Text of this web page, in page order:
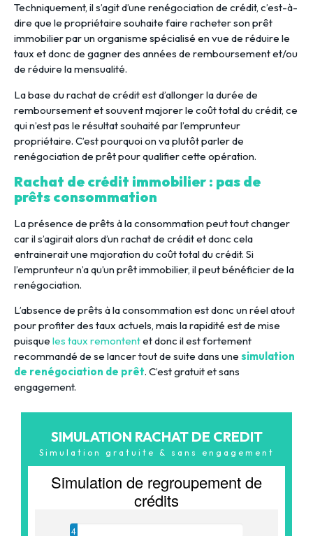
Techniquement, il s’agit d’une renégociation de crédit, c’est-à-
dire que le propriétaire souhaite faire racheter son prêt
immobilier par un organisme spécialisé en vue de réduire le
taux et donc de gagner des années de remboursement et/ou
de réduire la mensualité.
La base du rachat de crédit est d’allonger la durée de
remboursement et souvent majorer le coût total du crédit, ce
qui n’est pas le résultat souhaité par l’emprunteur
propriétaire. C’est pourquoi on va plutôt parler de
renégociation de prêt pour qualifier cette opération.
Rachat de crédit immobilier : pas de
prêts consommation
La présence de prêts à la consommation peut tout changer
car il s’agirait alors d’un rachat de crédit et donc cela
entrainerait une majoration du coût total du crédit. Si
l’emprunteur n’a qu’un prêt immobilier, il peut bénéficier de la
renégociation.
L’absence de prêts à la consommation est donc un réel atout
pour profiter des taux actuels, mais la rapidité est de mise
puisque les taux remontentet donc il est fortement
recommandé de se lancer tout de suite dans une simulation
de renégociation de prêt. C’est gratuit et sans
engagement.
SIMULATION RACHAT DE CREDIT
Simulation gratuite & sans engagement